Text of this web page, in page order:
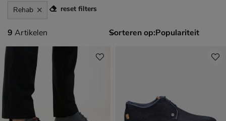
Rehab reset filters
9 artikelen
9 Artikelen Sorteren op: